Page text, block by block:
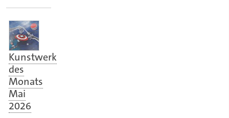
Kunstwerk
des
Monats
Mai
2026